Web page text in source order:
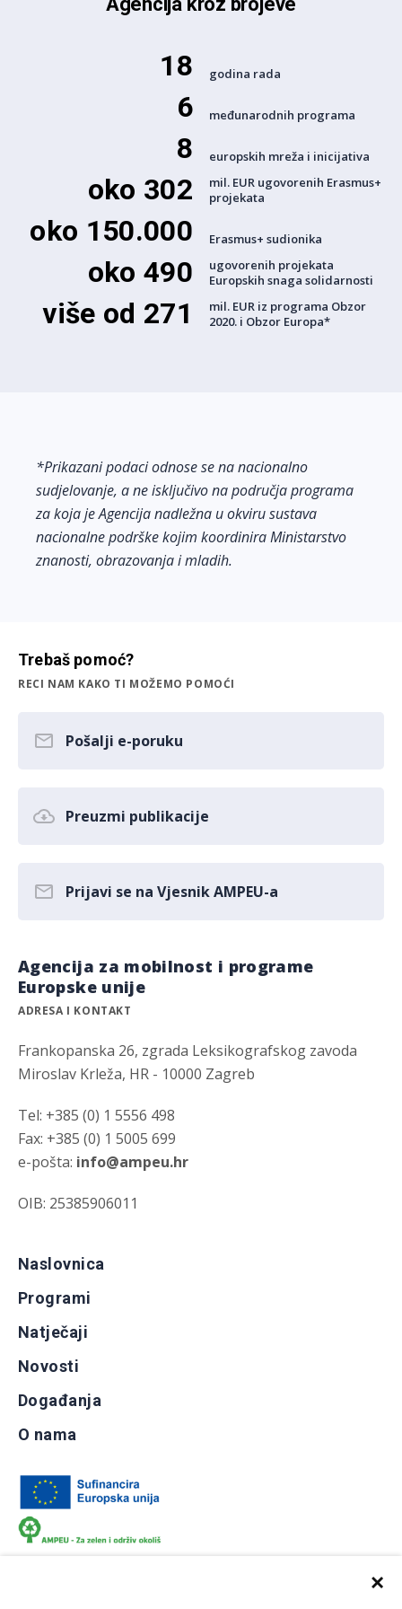
×
18 godina rada
6 međunarodnih programa
8 europskih mreža i inicijativa
oko 302
mil. EUR ugovorenih Erasmus+
projekata
oko 150.000 Erasmus+ sudionika
oko 490
ugovorenih projekata
Europskih snaga solidarnosti
više od 271
mil. EUR iz programa Obzor
2020. i Obzor Europa*
*Prikazani podaci odnose se na nacionalno
sudjelovanje, a ne isključivo na područja programa
za koja je Agencija nadležna u okviru sustava
nacionalne podrške kojim koordinira Ministarstvo
znanosti, obrazovanja i mladih.
Trebaš pomoć?
RECI NAM KAKO TI MOŽEMO POMOĆI
Pošalji e-poruku
Preuzmi publikacije
Prijavi se na Vjesnik AMPEU-a
Agencija za mobilnost i programe
Europske unije
ADRESA I KONTAKT
Frankopanska 26, zgrada Leksikografskog zavoda
Miroslav Krleža, HR - 10000 Zagreb
Tel: +385 (0) 1 5556 498
Fax: +385 (0) 1 5005 699
e-pošta: info@ampeu.hr
OIB: 25385906011
Naslovnica
Programi
Natječaji
Novosti
Događanja
O nama